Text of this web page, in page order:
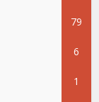
79
6
1